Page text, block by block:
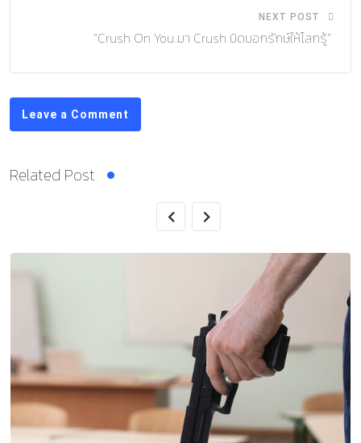
NEXT POST
“Crush On You..มา Crush บิดบอกรักษ์ให้โลกรู้”
Leave a Comment
Related Post